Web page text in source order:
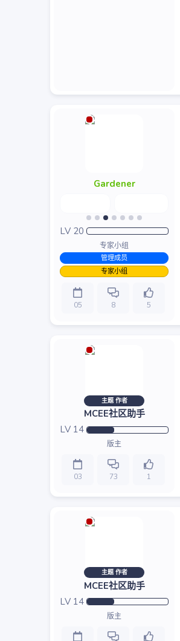
Gardener
LV 20
专家小组
管理成员
专家小组
05 8 5
主题 作者
MCEE社区助手
LV 14
版主
03 73 1
主题 作者
MCEE社区助手
LV 14
版主